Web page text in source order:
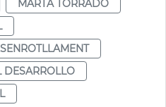
MARTA TORRADO
DESARROLLO